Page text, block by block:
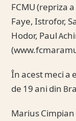
FCMU (repriza
Faye, Istrofor,
Hodor, Paul
În acest meci a
de 19 ani din
Marius Cimpian